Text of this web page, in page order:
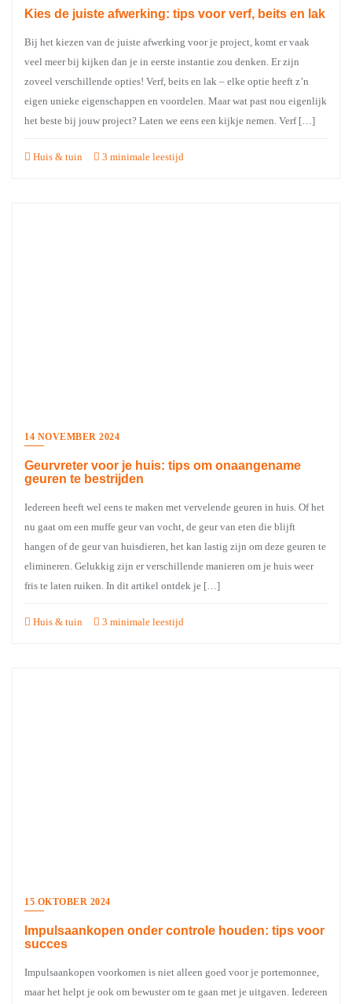
Kies de juiste afwerking: tips voor verf, beits en lak
Bij het kiezen van de juiste afwerking voor je project, komt er vaak
veel meer bij kijken dan je in eerste instantie zou denken. Er zijn
zoveel verschillende opties! Verf, beits en lak – elke optie heeft z’n
eigen unieke eigenschappen en voordelen. Maar wat past nou eigenlijk
het beste bij jouw project? Laten we eens een kijkje nemen. Verf […]
Huis & tuin 3 minimale leestijd
14 NOVEMBER 2024
Geurvreter voor je huis: tips om onaangename
geuren te bestrijden
Iedereen heeft wel eens te maken met vervelende geuren in huis. Of het
nu gaat om een muffe geur van vocht, de geur van eten die blijft
hangen of de geur van huisdieren, het kan lastig zijn om deze geuren te
elimineren. Gelukkig zijn er verschillende manieren om je huis weer
fris te laten ruiken. In dit artikel ontdek je […]
Huis & tuin 3 minimale leestijd
15 OKTOBER 2024
Impulsaankopen onder controle houden: tips voor
succes
Impulsaankopen voorkomen is niet alleen goed voor je portemonnee,
maar het helpt je ook om bewuster om te gaan met je uitgaven. Iedereen